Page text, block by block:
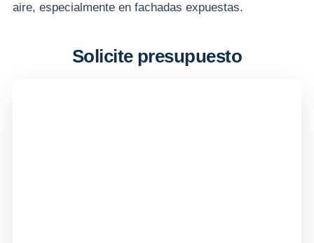
aire, especialmente en fachadas expuestas.
Solicite presupuesto